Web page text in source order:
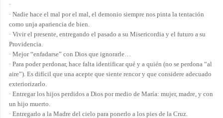
·
· Nadie hace el mal por el mal, el demonio siempre nos pinta la tentación
como unja apariencia de bien.
· Vivir el presente, entregando el pasado a su Misericordia y el futuro a su
Providencia.
· Mejor “enfadarse” con Dios que ignorarle…
· Para poder perdonar, hace falta identificar qué y a quién (no se perdona “al
aire”). Es difícil que una acepte que siente rencor y que considere adecuado
exteriorizarlo.
· Entregar los hijos perdidos a Dios por medio de María: mujer, madre, y con
un hijo muerto.
· Entregarlo a la Madre del cielo para ponerlo a los pies de la Cruz.